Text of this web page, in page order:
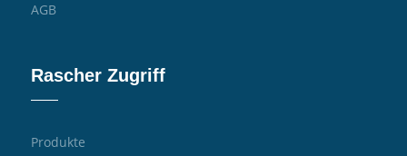
AGB
Rascher Zugriff
Produkte